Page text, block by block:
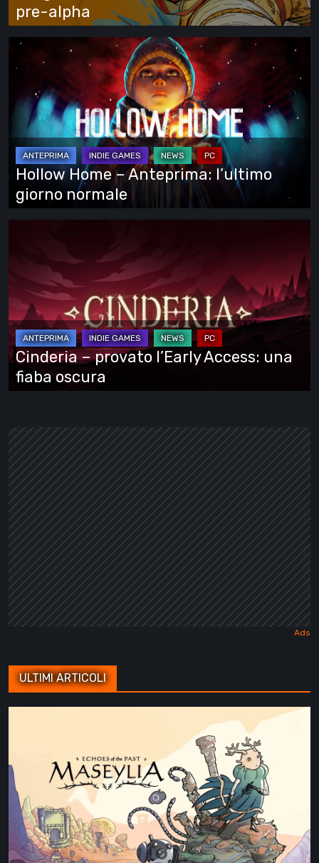
alpha
pre-alpha
Hollow
Home
Anteprima:
l’ultimo
giorno
normale
Hollow Home – Anteprima: l’ultimo
giorno normale
provato
l’Early
Access:
una
fiaba
oscura
Cinderia – provato l’Early Access: una
fiaba oscura
ULTIMI ARTICOLI
Echoes
of
the
Past
–